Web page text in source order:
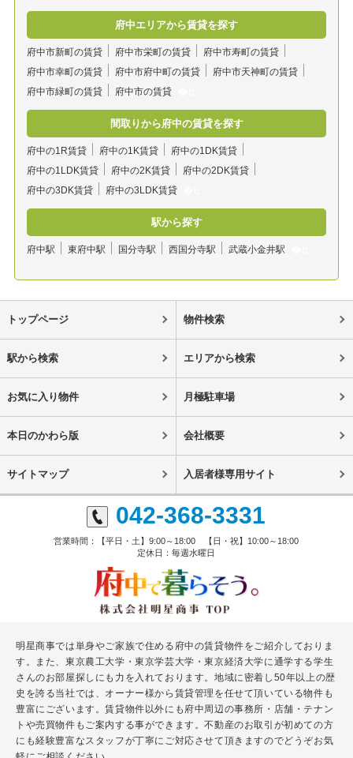
府中エリアから賃貸を探す
府中市新町の賃貸 府中市栄町の賃貸
府中市寿町の賃貸
府中市幸町の賃貸
府中市府中町の賃貸
府中市天神町の賃貸
府中市緑町の賃貸
府中市の賃貸
間取りから府中の賃貸を探す
府中の1R賃貸 府中の1K賃貸
府中の1DK賃貸
府中の1LDK賃貸
府中の2K賃貸
府中の2DK賃貸
府中の3DK賃貸
府中の3LDK賃貸
駅から探す
府中駅 東府中駅 国分寺駅 西国分寺駅 武蔵小金井駅
トップページ 物件検索
駅から検索 エリアから検索
お気に入り物件 月極駐車場
本日のかわら版 会社概要
サイトマップ 入居者様専用サイト
042-368-3331
営業時間：【平日・土】9:00～18:00 【日・祝】10:00～18:00
定休日：毎週水曜日
明星商事では単身やご家族で住める府中の賃貸物件をご紹介しておりま
す。また、東京農工大学・東京学芸大学・東京経済大学に通学する学生
さんのお部屋探しにも力を入れております。地域に密着し50年以上の歴
史を誇る当社では、オーナー様から賃貸管理を任せて頂いている物件も
豊富にございます。賃貸物件以外にも府中周辺の事務所・店舗・テナン
トや売買物件もご案内する事ができます。不動産のお取引が初めての方
にも経験豊富なスタッフが丁寧にご対応させて頂きますのでどうぞお気